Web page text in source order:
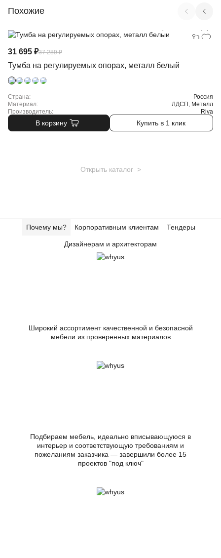
Похожие
Тумба на регулируемых опорах, металл белый
31 695 ₽37 289 ₽
В корзину Купить в 1 клик
Страна:
Россия
Материал:
ЛДСП, Металл
Производитель:
Riva
Открыть каталог >
Почему мы? Корпоративным клиентам Тендеры
Дизайнерам и архитекторам
Широкий ассортимент качественной и безопасной
мебели из проверенных материалов
Подбираем мебель, идеально вписывающуюся в
интерьер и соответствующую требованиям и
пожеланиям заказчика — завершили более 15
проектов "под ключ"